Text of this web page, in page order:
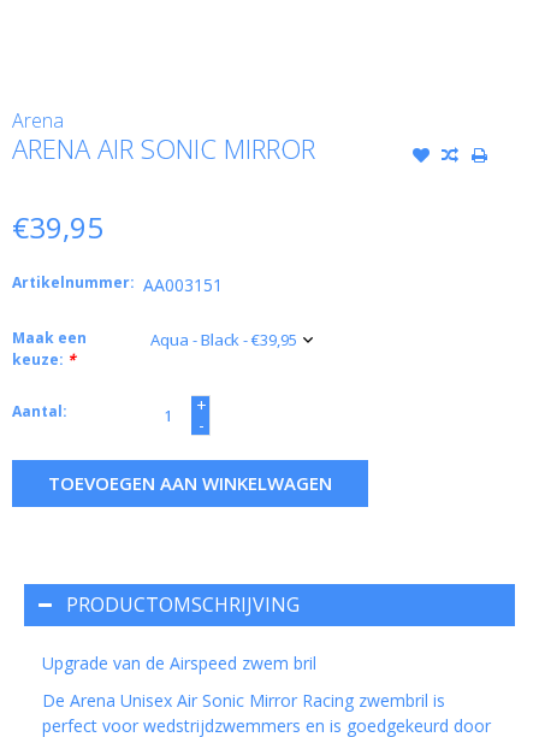
Arena
ARENA AIR SONIC MIRROR
€39,95
Artikelnummer: AA003151
Maak een
keuze: *
Aantal:
+
-
TOEVOEGEN AAN WINKELWAGEN
PRODUCTOMSCHRIJVING
Upgrade van de Airspeed zwem bril
De Arena Unisex Air Sonic Mirror Racing zwembril is
perfect voor wedstrijdzwemmers en is goedgekeurd door